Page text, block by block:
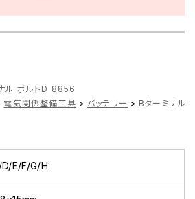
ル ボルトD 8856
電気関係整備工具 > バッテリー > Bターミナル
E/F/G/H